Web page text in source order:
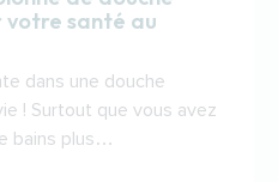
votre santé au
dans une douche
! Surtout que vous avez
bains plus…